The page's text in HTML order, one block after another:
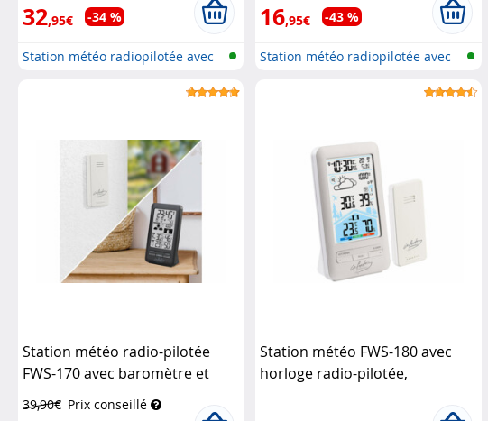
32,95€ -34 %
Station météo radiopilotée avec
16,95€ -43 %
Station météo radiopilotée avec
Station météo radio-pilotée
FWS-170 avec baromètre et
capteur extérieur Infactory
39,90€ Prix conseillé
Station météo FWS-180 avec
horloge radio-pilotée,